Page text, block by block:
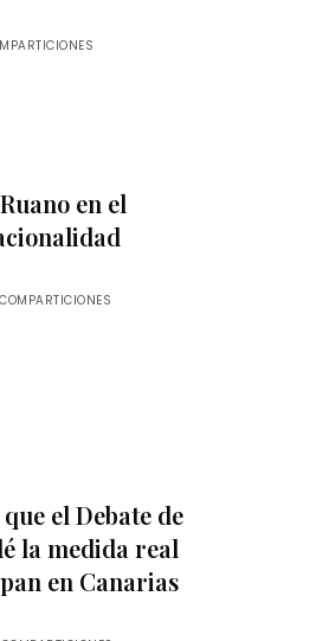
en el
el Debate de
la medida real
en Canarias